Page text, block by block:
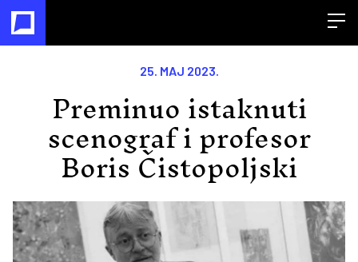
25. MAJ 2023.
Preminuo istaknuti
scenograf i profesor
Boris Čistopoljski